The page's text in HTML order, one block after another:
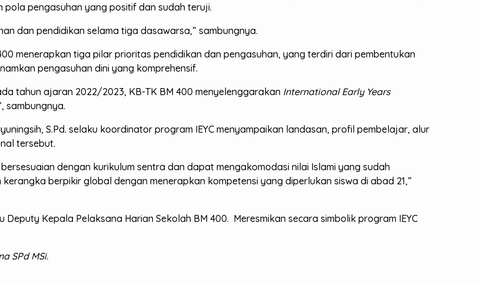
pengasuhan yang positif dan sudah teruji.
dan pendidikan selama tiga dasawarsa,” sambungnya.
menerapkan tiga pilar prioritas pendidikan dan pengasuhan, yang terdiri dari pembentukan
pengasuhan dini yang komprehensif.
tahun ajaran 2022/2023, KB-TK BM 400 menyelenggarakan International Early Years
sambungnya.
S.Pd. selaku koordinator program IEYC menyampaikan landasan, profil pembelajar, alur
tersebut.
dengan kurikulum sentra dan dapat mengakomodasi nilai Islami yang sudah
berpikir global dengan menerapkan kompetensi yang diperlukan siswa di abad 21,”
Deputy Kepala Pelaksana Harian Sekolah BM 400. Meresmikan secara simbolik program IEYC
SPd MSi.